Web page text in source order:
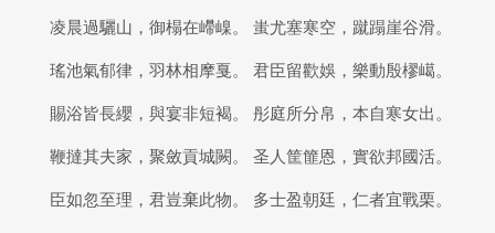
凌晨過驪山，御榻在嵽嵲。 蚩尤塞寒空，蹴蹋崖谷滑。
瑤池氣郁律，羽林相摩戛。 君臣留歡娛，樂動殷樛嶱。
賜浴皆長纓，與宴非短褐。 彤庭所分帛，本自寒女出。
鞭撻其夫家，聚斂貢城闕。 圣人筐篚恩，實欲邦國活。
臣如忽至理，君豈棄此物。 多士盈朝廷，仁者宜戰栗。